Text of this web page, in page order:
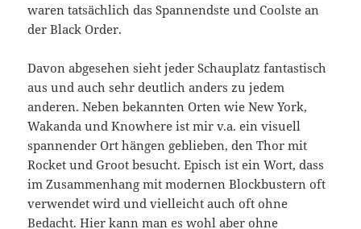
waren tatsächlich das Spannendste und Coolste an
der Black Order.
Davon abgesehen sieht jeder Schauplatz fantastisch
aus und auch sehr deutlich anders zu jedem
anderen. Neben bekannten Orten wie New York,
Wakanda und Knowhere ist mir v.a. ein visuell
spannender Ort hängen geblieben, den Thor mit
Rocket und Groot besucht. Episch ist ein Wort, dass
im Zusammenhang mit modernen Blockbustern oft
verwendet wird und vielleicht auch oft ohne
Bedacht. Hier kann man es wohl aber ohne